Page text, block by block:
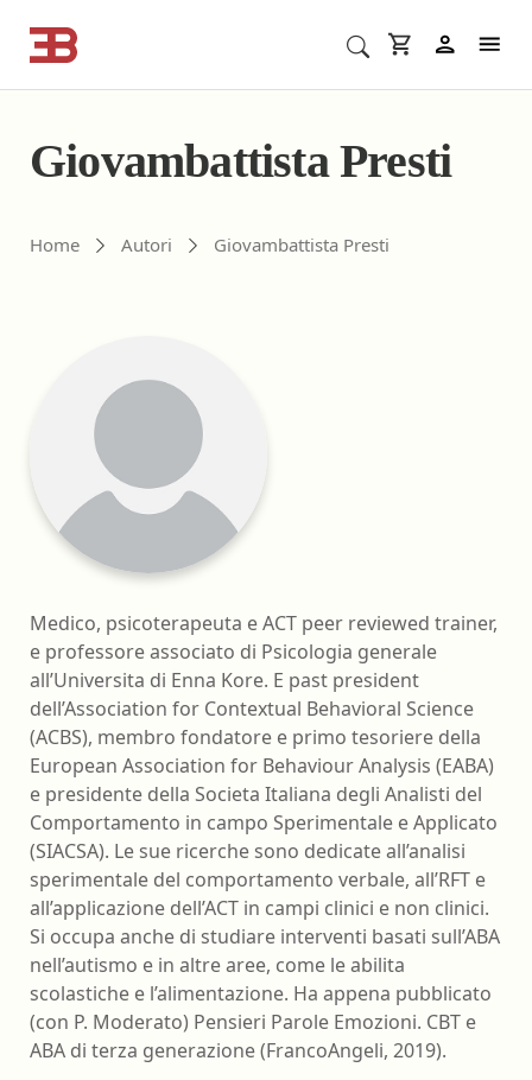
Cerca corsi ECM o altro
Giovambattista Presti
Home Autori Giovambattista Presti
Medico, psicoterapeuta e ACT peer reviewed trainer,
e professore associato di Psicologia generale
all’Universita di Enna Kore. E past president
dell’Association for Contextual Behavioral Science
(ACBS), membro fondatore e primo tesoriere della
European Association for Behaviour Analysis (EABA)
e presidente della Societa Italiana degli Analisti del
Comportamento in campo Sperimentale e Applicato
(SIACSA). Le sue ricerche sono dedicate all’analisi
sperimentale del comportamento verbale, all’RFT e
all’applicazione dell’ACT in campi clinici e non clinici.
Si occupa anche di studiare interventi basati sull’ABA
nell’autismo e in altre aree, come le abilita
scolastiche e l’alimentazione. Ha appena pubblicato
(con P. Moderato) Pensieri Parole Emozioni. CBT e
ABA di terza generazione (FrancoAngeli, 2019).